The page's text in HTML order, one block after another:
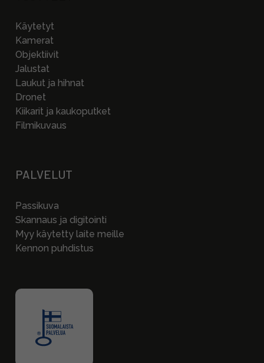
Käytetyt
Kamerat
Objektiivit
Jalustat
Laukut ja hihnat
Dronet
Kiikarit ja kaukoputket
Filmikuvaus
PALVELUT
Passikuva
Skannaus ja digitointi
Myy käytetty laite meille
Kennon puhdistus